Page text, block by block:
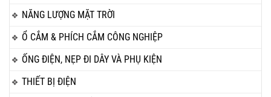
NĂNG LƯỢNG MẶT TRỜI
Ổ CẮM & PHÍCH CẮM CÔNG NGHIỆP
ỐNG ĐIỆN, NẸP ĐI DÂY VÀ PHỤ KIỆN
THIẾT BỊ ĐIỆN